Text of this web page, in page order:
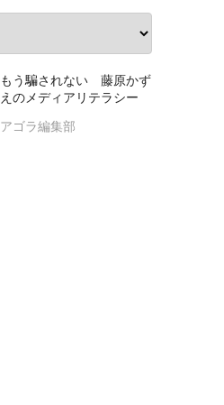
もう騙されない 藤原かず
えのメディアリテラシー
アゴラ編集部